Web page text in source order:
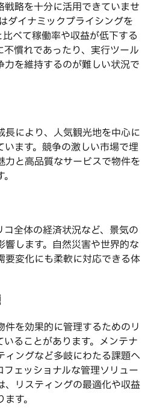
略を十分に活用できていませ
ダイナミックプライシングを
べて稼働率や収益が低下する
慣れであったり、実行ツール
を維持するのが難しい状況で
により、人気観光地を中心に
ます。競争の激しい市場で埋
と高品質なサービスで物件を
全体の経済状況など、景気の
します。自然災害や世界的な
要変化にも柔軟に対応できる体
を効果的に管理するためのリ
ることがあります。メンテナ
ィングなど多岐にわたる課題へ
ェッショナルな管理ソリュー
、リスティングの最適化や収益
す。